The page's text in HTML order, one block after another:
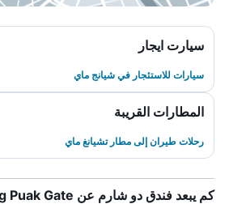
سيارت ايجار
سيارات للاستئجار في شيانج ماي
المطارات القريبة
رحلات طيران إلى مطار تشيانغ ماي
كم يبعد فندق دو شارم عن Chang Puak Gate؟